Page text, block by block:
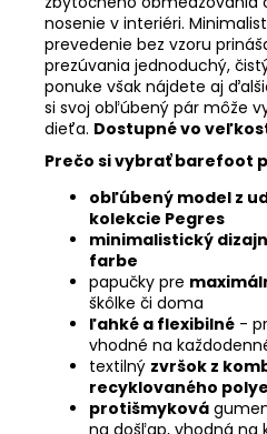
nosenie v interiéri.
prevedenie bez vzoru
prezúvania jednoduchý,
ponuke však nájdete aj
si svoj obľúbený pár môže
dieťa. Dostupné vo
Prečo si vybrať barefoot
obľúbený model z
kolekcie Pegres
minimalistický
farbe
papučky pre
škôlke či doma
ľahké a flexibilné -
vhodné na
textilný zvršok z
recyklovaného
protišmyková
na došľap, vhodná na